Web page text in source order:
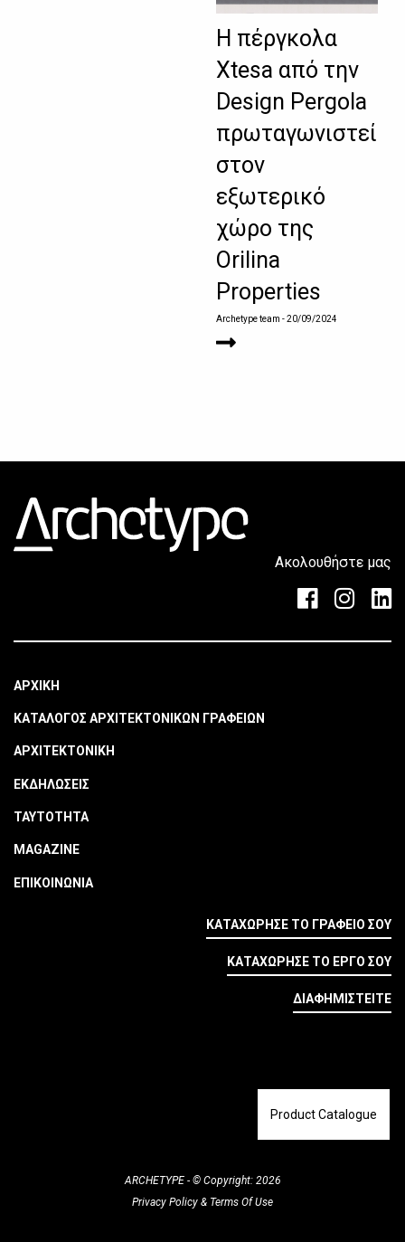
Η πέργκολα
Xtesa από την
Design Pergola
πρωταγωνιστεί
στον
εξωτερικό
χώρο της
Orilina
Properties
Archetype team - 20/09/2024
Ακολουθήστε μας
ΑΡΧΙΚΗ
ΚΑΤΑΛΟΓΟΣ ΑΡΧΙΤΕΚΤΟΝΙΚΩΝ ΓΡΑΦΕΙΩΝ
ΑΡΧΙΤΕΚΤΟΝΙΚΗ
ΕΚΔΗΛΩΣΕΙΣ
ΤΑΥΤΟΤΗΤΑ
MAGAZINE
ΕΠΙΚΟΙΝΩΝΙΑ
ΚΑΤΑΧΩΡΗΣΕ ΤΟ ΓΡΑΦΕΙΟ ΣΟΥ
ΚΑΤΑΧΩΡΗΣΕ ΤΟ ΕΡΓΟ ΣΟΥ
ΔΙΑΦΗΜΙΣΤΕΙΤΕ
Product Catalogue
ARCHETYPE - © Copyright: 2026
Privacy Policy & Terms Of Use